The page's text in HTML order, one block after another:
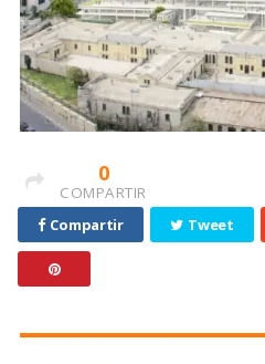
0
COMPARTIR
Compartir
Tweet